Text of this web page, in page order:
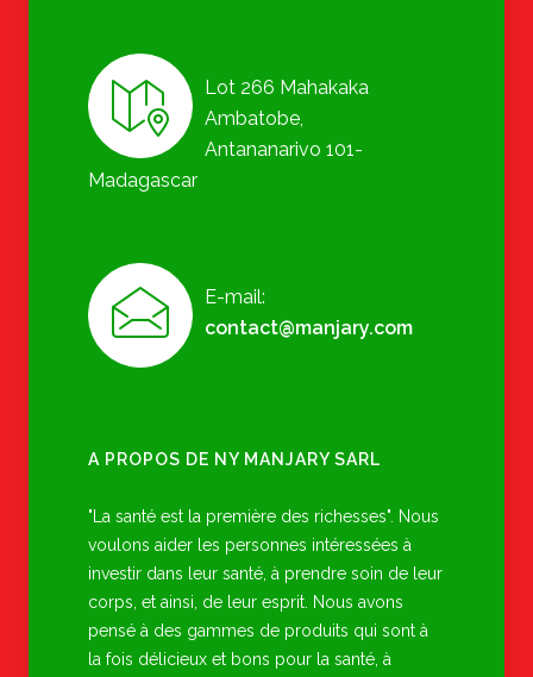
Lot 266 Mahakaka
Ambatobe,
Antananarivo 101-
Madagascar
E-mail:
contact@manjary.com
A PROPOS DE NY MANJARY SARL
"La santé est la première des richesses". Nous
voulons aider les personnes intéressées à
investir dans leur santé, à prendre soin de leur
corps, et ainsi, de leur esprit. Nous avons
pensé à des gammes de produits qui sont à
la fois délicieux et bons pour la santé, à